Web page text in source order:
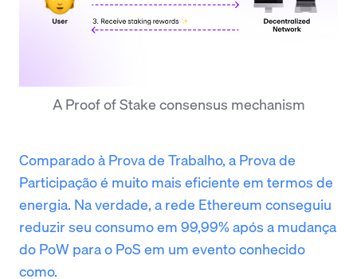
A Proof of Stake consensus mechanism
Comparado à Prova de Trabalho, a Prova de
Participação é muito mais eficiente em termos de
energia. Na verdade, a rede Ethereum conseguiu
reduzir seu consumo em 99,99% após a mudança
do PoW para o PoS em um evento conhecido
como.